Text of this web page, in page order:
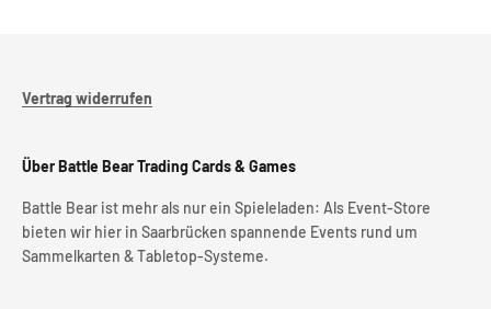
Vertrag widerrufen
Über Battle Bear Trading Cards & Games
Battle Bear ist mehr als nur ein Spieleladen: Als Event-Store
bieten wir hier in Saarbrücken spannende Events rund um
Sammelkarten & Tabletop-Systeme.